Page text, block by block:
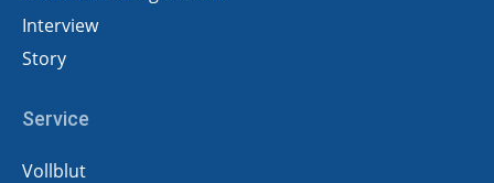
Interview
Story
Service
Vollblut